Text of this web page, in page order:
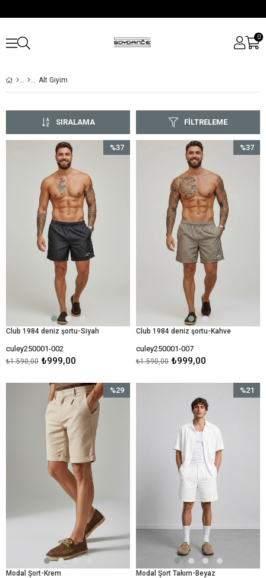
0
Alt Giyim
FILTRELEME
SIRALAMA
Club 1984 deniz şortu-Siyah
culey250001-002
₺999,00
₺1.590,00
%37
Club 1984 deniz şortu-Kahve
culey250001-007
₺999,00
₺1.590,00
%37
Modal Şort-Krem
%29
Modal Şort Takım-Beyaz
%21